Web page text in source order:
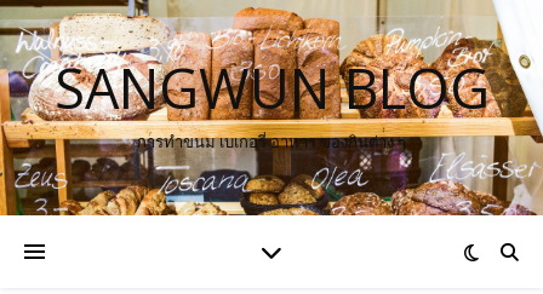
SANGWUN BLOG
การทำขนม เบเกอรี่ อาหาร ของกินต่าง ๆ